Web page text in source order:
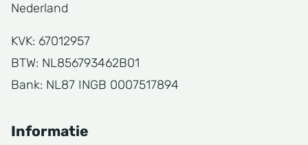
Nederland
KVK: 67012957
BTW: NL856793462B01
Bank: NL87 INGB 0007517894
Informatie